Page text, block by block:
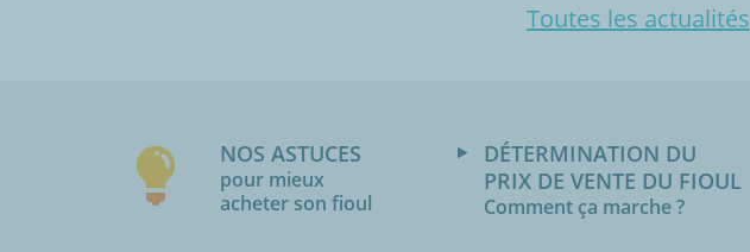
Toutes les actualités
NOS ASTUCES
pour mieux
acheter son fioul
DÉTERMINATION DU
PRIX DE VENTE DU FIOUL
Comment ça marche ?